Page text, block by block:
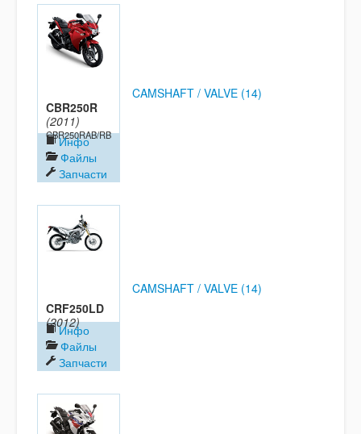
CBR250R
(2011)
CBR250RAB/RB
Инфо
Файлы
Запчасти
CAMSHAFT / VALVE (14)
CRF250LD
(2012)
Инфо
Файлы
Запчасти
CAMSHAFT / VALVE (14)